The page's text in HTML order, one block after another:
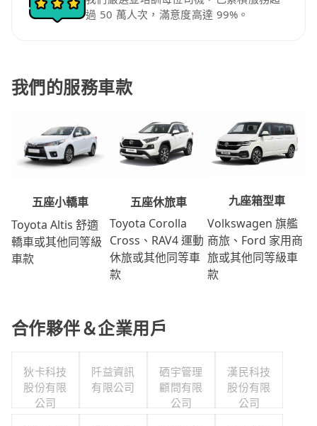
過 50 萬人次，滿意度高達 99%。
我們的服務車款
五座小轎車
Toyota Altis 舒適
轎車或其他同等級
車款
五座休旅車
Toyota Corolla
Cross、RAV4 運動
休旅或其他同等車
款
九座箱型車
Volkswagen 旗艦
商旅、Ford 家用商
旅或其他同等級車
款
合作夥伴＆企業用戶
狄卡科技
股份有限
公司
阡益資訊
有限公司
硒宇管理
顧問有限
公司
漢民科技
股份有限
公司